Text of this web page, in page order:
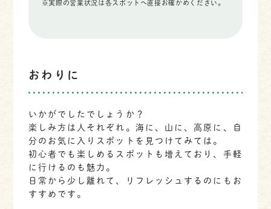
※実際の営業状況は各スポットへ直接お確かめください。
おわりに
いかがでしたでしょうか？
楽しみ方は人それぞれ。海に、山に、高原に、自
分のお気に入りスポットを見つけてみては。
初心者でも楽しめるスポットも増えており、手軽
に行けるのも魅力。
日常から少し離れて、リフレッシュするのにもお
すすめです。